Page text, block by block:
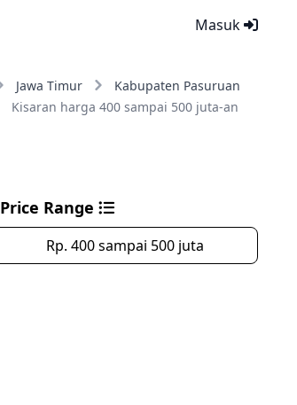
Masuk
Jawa Timur
Kabupaten Pasuruan
Kisaran harga 400 sampai 500 juta-an
Price Range
Rp. 400 sampai 500 juta